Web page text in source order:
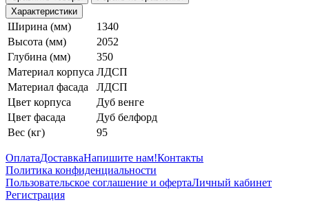
Характеристики
Ширина (мм)
1340
Высота (мм)
2052
Глубина (мм)
350
Материал корпуса ЛДСП
Материал фасада
ЛДСП
Цвет корпуса
Дуб венге
Цвет фасада
Дуб белфорд
Вес (кг)
95
ОплатаДоставкаНапишите нам!Контакты
Политика конфиденциальности
Пользовательское соглашение и офертаЛичный кабинет
Регистрация